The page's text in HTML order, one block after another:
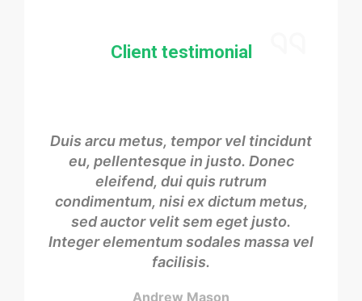
Client testimonial
Duis arcu metus, tempor vel tincidunt
eu, pellentesque in justo. Donec
eleifend, dui quis rutrum
condimentum, nisi ex dictum metus,
sed auctor velit sem eget justo.
Integer elementum sodales massa vel
facilisis.
Andrew Mason